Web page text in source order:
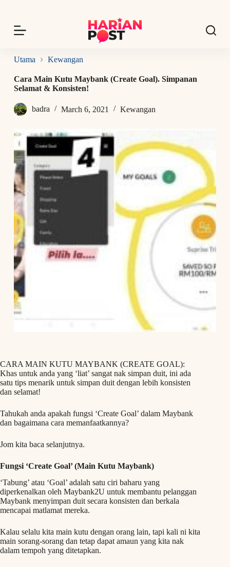
p
o
n
Utama Kewangan
Cara Main Kutu Maybank (Create Goal). Simpanan
Selamat & Konsisten!
badra March 6, 2021 Kewangan
CARA MAIN KUTU MAYBANK (CREATE GOAL):
Khas untuk anda yang ‘liat’ sangat nak simpan duit, ini ada
satu tips menarik untuk simpan duit dengan lebih konsisten
dan selamat!
Tahukah anda apakah fungsi ‘Create Goal’ dalam Maybank
dan bagaimana cara memanfaatkannya?
Jom kita baca selanjutnya.
Fungsi ‘Create Goal’ (Main Kutu Maybank)
‘Tabung’ atau ‘Goal’ adalah satu ciri baharu yang
diperkenalkan oleh Maybank2U untuk membantu pelanggan
Maybank menyimpan duit secara konsisten dan berkala
mencapai matlamat mereka.
Kalau selalu kita main kutu dengan orang lain, tapi kali ni kita
main sorang-sorang dan tetap dapat amaun yang kita nak
dalam tempoh yang ditetapkan.